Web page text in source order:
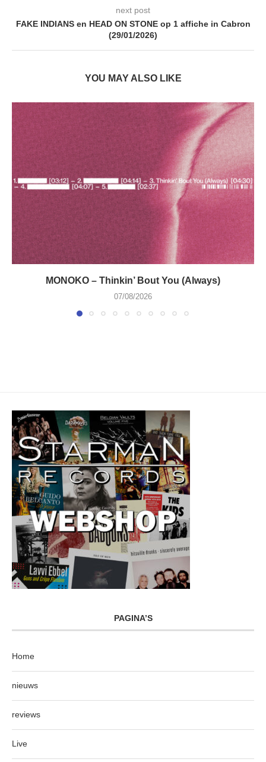
next post
FAKE INDIANS en HEAD ON STONE op 1 affiche in Cabron
(29/01/2026)
YOU MAY ALSO LIKE
MONOKO – Thinkin’ Bout You (Always)
07/08/2026
PAGINA’S
Home
nieuws
reviews
Live